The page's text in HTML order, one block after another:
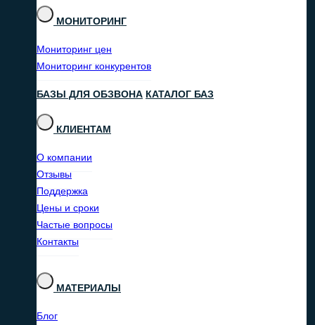
МОНИТОРИНГ
Мониторинг цен
Мониторинг конкурентов
БАЗЫ ДЛЯ ОБЗВОНА КАТАЛОГ БАЗ
КЛИЕНТАМ
О компании
Отзывы
Поддержка
Цены и сроки
Частые вопросы
Контакты
МАТЕРИАЛЫ
Блог